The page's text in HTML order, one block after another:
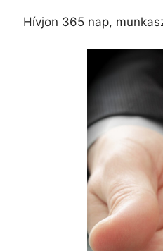
Hívjon 365 nap,